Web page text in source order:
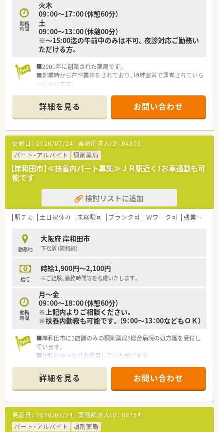
勤務
時間
火木
09：00～17：00（休憩60分）
土
09：00～13：00（休憩00分）
※～15:00迄の午前中のみは不可。夜診対応ご勤務い
ただける方。
■2001年に創業された薬局です。
■創業時から在宅業務をされており、地域密着で運営されていら
っしゃいます。
しゃる方でも安心してご勤務していただけます。
■医師との関係も良好な為、疑義照会も行いやすい環境です。
■独立支援も行っていますので、様々な経営ノウハウが学べま
す。
詳細を見る お問い合わせ
更新日： 2026/07/24 薬剤師求人ID： 94803
パート・アルバイト
調剤薬局
【岸和田市】≪扶養内パート募集≫ＪＲ駅近く！お車通勤も可
能です
検討リストに追加
駅チカ 土日祝休み 未経験可 ブランク可 Ｗワーク可 残業なし(ほぼなし含む)
勤務地
大阪府 岸和田市
下松駅 (阪和線)
給与
時給1,900円～2,100円
※ご経験、勤務時間等を考慮いたします。
勤務
時間
月～金
09：00～18：00（休憩60分）
※上記内よりご相談ください。
※扶養内勤務も可能です。（9：00～13：00などもＯＫ）
■岸和田市に1店舗のみの調剤薬局！総合病院の処方箋を受付し
ています。
■比較的ゆったりお仕事していただけます。
詳細を見る お問い合わせ
更新日： 2026/07/24 薬剤師求人ID： 88154
パート・アルバイト
調剤薬局